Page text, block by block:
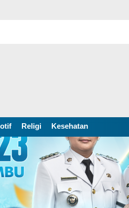
Religi Kesehatan